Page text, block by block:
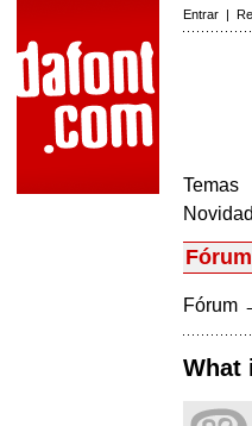
Entrar |
Temas
Fórum
Fórum
What